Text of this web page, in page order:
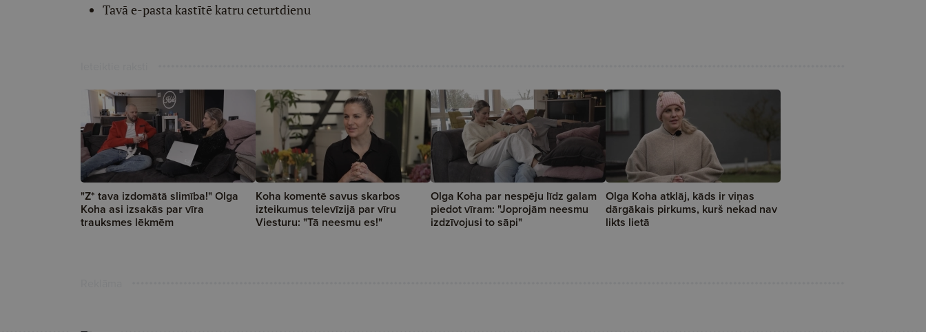
Tavā e-pasta kastītē katru ceturtdienu
"Z* tava izdomātā slimība!" Olga
Koha asi izsakās par vīra
trauksmes lēkmēm
Koha komentē savus skarbos
izteikumus televīzijā par vīru
Viesturu: "Tā neesmu es!"
Olga Koha par nespēju līdz galam
piedot vīram: "Joprojām neesmu
izdzīvojusi to sāpi"
Olga Koha atklāj, kāds ir viņas
dārgākais pirkums, kurš nekad nav
likts lietā